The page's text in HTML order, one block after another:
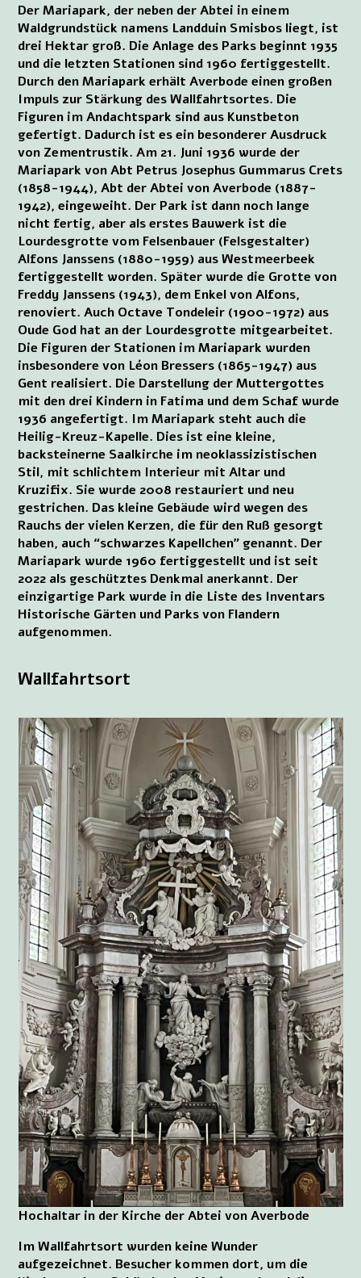
Der Mariapark, der neben der Abtei in einem
Waldgrundstück namens Landduin Smisbos liegt, ist
drei Hektar groß. Die Anlage des Parks beginnt 1935
und die letzten Stationen sind 1960 fertiggestellt.
Durch den Mariapark erhält Averbode einen großen
Impuls zur Stärkung des Wallfahrtsortes. Die
Figuren im Andachtspark sind aus Kunstbeton
gefertigt. Dadurch ist es ein besonderer Ausdruck
von Zementrustik. Am 21. Juni 1936 wurde der
Mariapark von Abt Petrus Josephus Gummarus Crets
(1858-1944), Abt der Abtei von Averbode (1887-
1942), eingeweiht. Der Park ist dann noch lange
nicht fertig, aber als erstes Bauwerk ist die
Lourdesgrotte vom Felsenbauer (Felsgestalter)
Alfons Janssens (1880-1959) aus Westmeerbeek
fertiggestellt worden. Später wurde die Grotte von
Freddy Janssens (1943), dem Enkel von Alfons,
renoviert. Auch Octave Tondeleir (1900-1972) aus
Oude God hat an der Lourdesgrotte mitgearbeitet.
Die Figuren der Stationen im Mariapark wurden
insbesondere von Léon Bressers (1865-1947) aus
Gent realisiert. Die Darstellung der Muttergottes
mit den drei Kindern in Fatima und dem Schaf wurde
1936 angefertigt. Im Mariapark steht auch die
Heilig-Kreuz-Kapelle. Dies ist eine kleine,
backsteinerne Saalkirche im neoklassizistischen
Stil, mit schlichtem Interieur mit Altar und
Kruzifix. Sie wurde 2008 restauriert und neu
gestrichen. Das kleine Gebäude wird wegen des
Rauchs der vielen Kerzen, die für den Ruß gesorgt
haben, auch “schwarzes Kapellchen” genannt. Der
Mariapark wurde 1960 fertiggestellt und ist seit
2022 als geschütztes Denkmal anerkannt. Der
einzigartige Park wurde in die Liste des Inventars
Historische Gärten und Parks von Flandern
aufgenommen.
Wallfahrtsort
Hochaltar in der Kirche der Abtei von Averbode
Im Wallfahrtsort wurden keine Wunder
aufgezeichnet. Besucher kommen dort, um die